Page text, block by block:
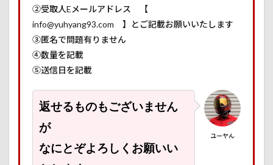
②受取人Eメールアドレス 【
info@yuhyang93.com 】とご記載お願いいたします
③匿名で問題有りません
④数量を記載
⑤送信日を記載
ユーヤん
返せるものもございません
が
なにとぞよろしくお願いい